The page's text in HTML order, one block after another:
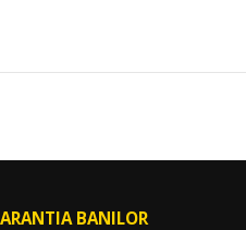
BANILOR